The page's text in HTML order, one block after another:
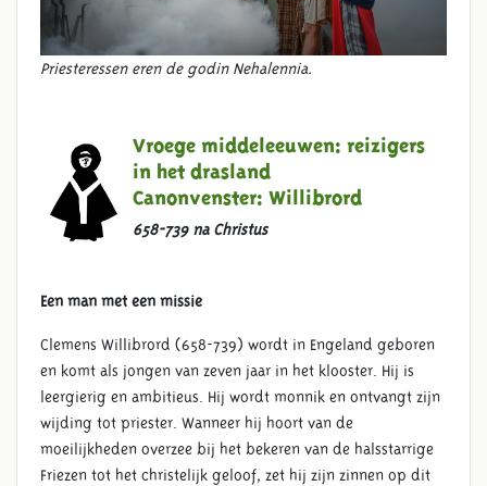
Priesteressen eren de godin Nehalennia.
Vroege middeleeuwen: reizigers
in het drasland
Canonvenster: Willibrord
658-739 na Christus
Een man met een missie
Clemens Willibrord (658-739) wordt in Engeland geboren
en komt als jongen van zeven jaar in het klooster. Hij is
leergierig en ambitieus. Hij wordt monnik en ontvangt zijn
wijding tot priester. Wanneer hij hoort van de
moeilijkheden overzee bij het bekeren van de halsstarrige
Friezen tot het christelijk geloof, zet hij zijn zinnen op dit